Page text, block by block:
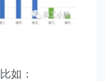
如：